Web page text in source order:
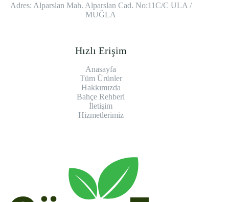
Adres: Alparslan Mah. Alparslan Cad. No:11C/C ULA /
MUĞLA
Hızlı Erişim
Anasayfa
Tüm Ürünler
Hakkımızda
Bahçe Rehberi
İletişim
Hizmetlerimiz